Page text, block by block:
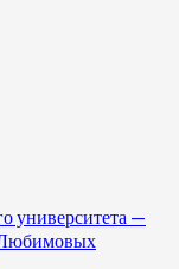
университета —